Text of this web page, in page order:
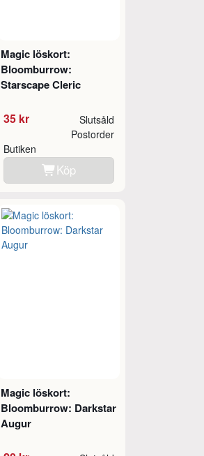
Magic löskort:
Bloomburrow:
Starscape Cleric
35 kr Slutsåld
Butiken
Postorder
Köp
Magic löskort:
Bloomburrow: Darkstar
Augur